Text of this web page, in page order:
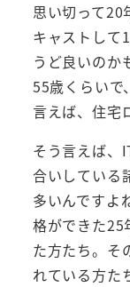
思い切って20
キャストして
うど良いのか
55歳くらいで
言えば、住宅
そう言えば、
合いしている
多いんですよ
格ができた25
た方たち。そ
れている方た